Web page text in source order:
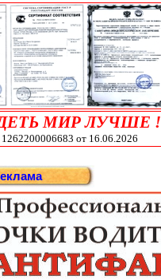
МИР ЛУЧШЕ !
от 16.06.2026